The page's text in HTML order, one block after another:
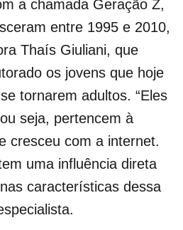
a chamada Geração Z,
entre 1995 e 2010,
Thaís Giuliani, que
os jovens que hoje
tornarem adultos. “Eles
seja, pertencem à
cresceu com a internet.
uma influência direta
características dessa